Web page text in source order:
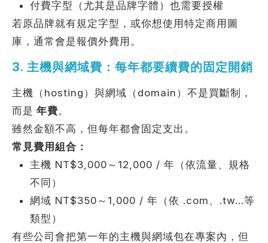
付費字型（尤其是品牌字體）也需要授權
若原品牌就有規定字型，或你想使用特定商用圖
庫，通常會是報價外費用。
3. 主機與網域費：每年都要續費的固定開銷
主機（hosting）與網域（domain）不是買斷制，
而是 年費。
雖然金額不高，但每年都會固定支出。
常見費用組合：
主機 NT$3,000～12,000 / 年（依流量、規格
不同）
網域 NT$350～1,000 / 年（依 .com、.tw…等
類型）
有些公司會把第一年的主機與網域包在專案內，但